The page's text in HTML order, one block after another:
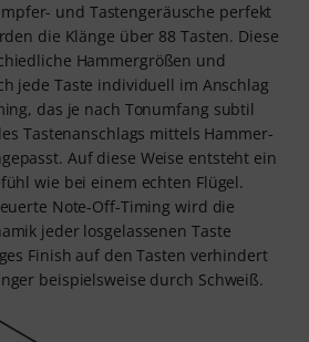
und Tastengeräusche perfekt
die Klänge über 88 Tasten. Diese
Hammergrößen und
jede Taste individuell im Anschlag
das je nach Tonumfang subtil
Tastenanschlags mittels Hammer-
Auf diese Weise entsteht ein
wie bei einem echten Flügel.
Note-Off-Timing wird die
jeder losgelassenen Taste
Finish auf den Tasten verhindert
beispielsweise durch Schweiß.